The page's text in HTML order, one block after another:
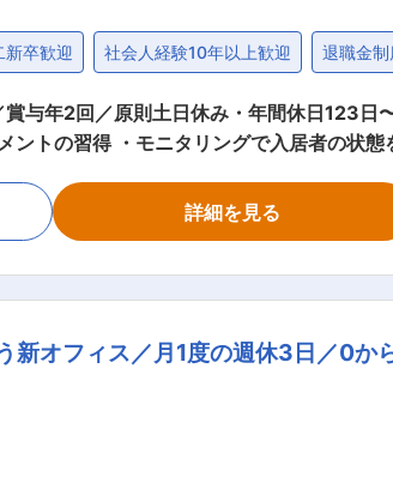
新卒歓迎 社会人経験10年以上歓迎 退職金制
休み・年間休日123日〜 ■業務内容： ・入居相談や見学
の習得 ・モニタリングで入居者の状態を把
ネスを通じて「偉大な作品」を創る： 私た
」「障がい者福祉事業」「外国人技能実
収が増加すれば、知的障がいのある方の雇
を創るため、更に新しいビジネスモデルを
詳細を見る
新オフィス／月1度の週休3日／0か